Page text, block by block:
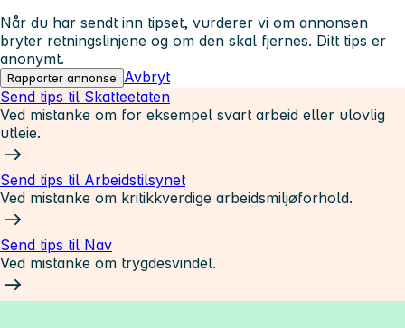
Når du har sendt inn tipset, vurderer vi om annonsen
bryter retningslinjene og om den skal fjernes. Ditt tips er
anonymt.
Rapporter annonse
Avbryt
Send tips til Skatteetaten
Ved mistanke om for eksempel svart arbeid eller ulovlig
utleie.
Send tips til Arbeidstilsynet
Ved mistanke om kritikkverdige arbeidsmiljøforhold.
Send tips til Nav
Ved mistanke om trygdesvindel.